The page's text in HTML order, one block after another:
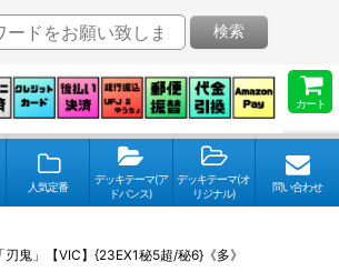
カート
検索
人気定番
デッキテーマ(ア
ドバンス)
デッキテーマ(オ
リジナル)
問い合わせ
刃鬼」【VIC】{23EX1秘5超/秘6}《多》